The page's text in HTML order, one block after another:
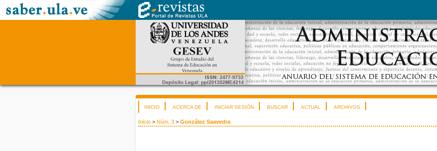
INICIO ACERCA DE INICIAR SESIÓN BUSCAR ACTUAL ARCHIVOS
Inicio > Núm. 3 > González Saavedra